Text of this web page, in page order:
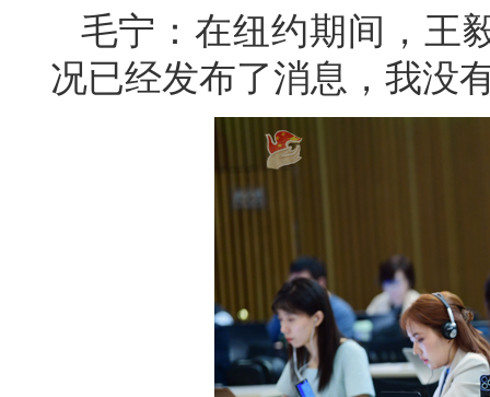
毛宁：在纽约期间，王
况已经发布了消息，我没